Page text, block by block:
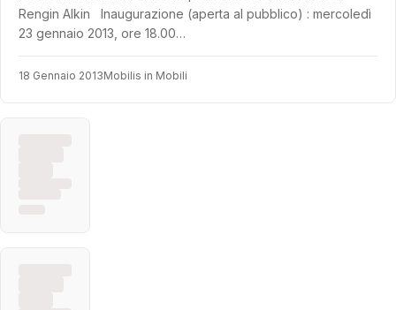
Rengin Alkin Inaugurazione (aperta al pubblico) : mercoledì
23 gennaio 2013, ore 18.00…
18 Gennaio 2013Mobilis in Mobili